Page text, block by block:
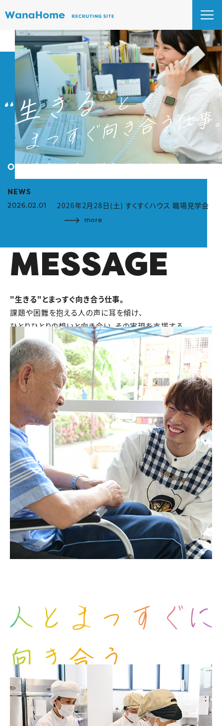
Our mission takes "living" seriously.
NEWS
2026.02.01 2026年2月28日(土) すくすくハウス 職場見学会
more
MESSAGE
"生きる"とまっすぐ向き合う仕事。
課題や困難を抱える人の声に耳を傾け、
ひとりひとりの想いと向き合い、その実現を支援する。
いつだってだれかの「自分らしく生きたい」
という想いのために、悩んでばかり。
でも、だからこそ、この仕事は奥深く面白い。
創業してからずっと変わらず大切にしていることは対話する
こと。耳を傾け、その人の想いや大切にしたい価値観と
正面
から向き合い応援していくこと。 私たちが大切にしてきた想い
をお伝えします。